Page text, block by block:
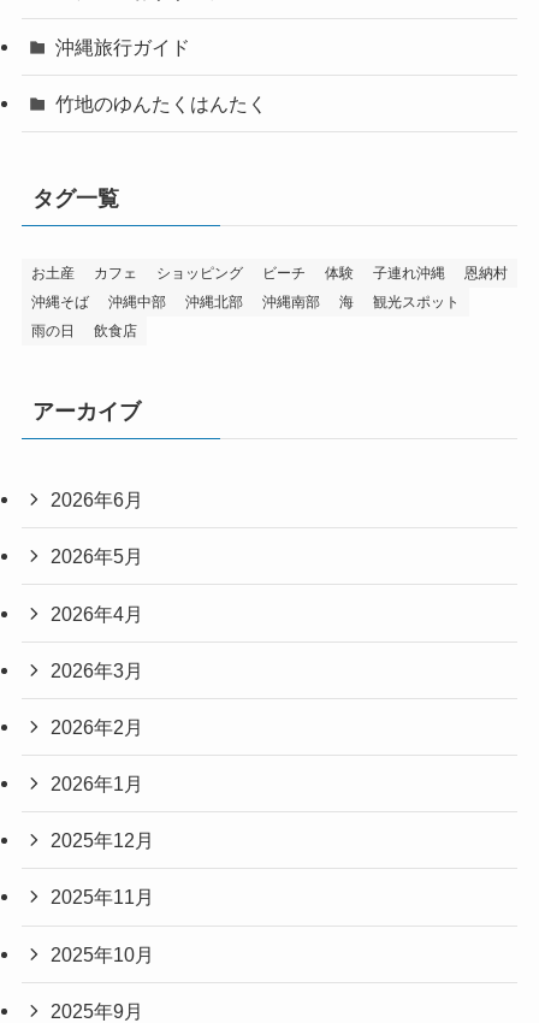
沖縄旅行ガイド
竹地のゆんたくはんたく
タグ一覧
お土産 カフェ ショッピング ビーチ 体験 子連れ沖縄
恩納村
沖縄そば
沖縄中部 沖縄北部 沖縄南部 海
観光スポット
雨の日
飲食店
アーカイブ
2026年6月
2026年5月
2026年4月
2026年3月
2026年2月
2026年1月
2025年12月
2025年11月
2025年10月
2025年9月